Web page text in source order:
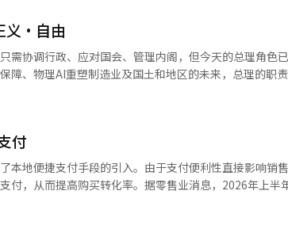
数字超过了大型超市的销售额（2.8094万亿韩元）。由
容小觑。 一位信用卡行业人士表示，"积分
考虑到损益的平衡"，并指出，"近年来，在线及多样化
向多个使用场所分散"。
数量已超过10万家。 在小商户的数字化转型与
无需承担费用即可获得最新支付基础设施的实质性支持
Npay Connect在全国小商户的业务增长中得到广泛
义·自由
需协调行政、应对国会、管理内阁，但今天的总理角色
障、物理AI重塑制造业及国土和地区的未来，总理的职
亡、青年就业、AI转型、半导体霸权竞争、中小企业生
言来解决。需要了解现场、技术、市场，并能体察劳动
作为计算机专业杂志的记者踏入社会。 然而，这一出发
到了技术将改变世界的气息。记者本是最早感知时代变
付
本地便捷支付手段的引入。由于支付便利性直接影响销
付，从而提高购买转化率。据零售业消息，2026年上半
Pay和UnionPay等本地友好型支付手段，以提升中